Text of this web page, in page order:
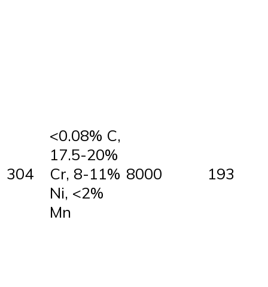
304
<0.08% C,
17.5-20%
Cr, 8-11%
Ni, <2%
Mn
8000 193